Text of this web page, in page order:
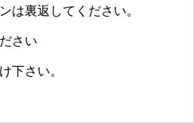
は裏返してください。
さい
下さい。